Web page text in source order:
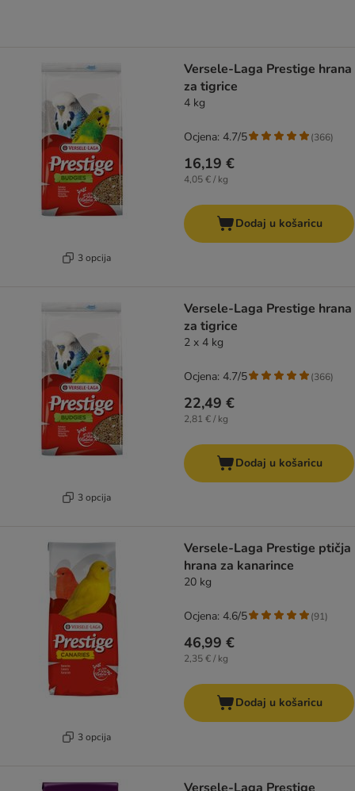
3 opcija
Versele-Laga Prestige hrana
za tigrice
4 kg
16,19 €
4,05 € / kg
Ocjena: 4.7/5 (366)
Dodaj u košaricu
3 opcija
Versele-Laga Prestige hrana
za tigrice
2 x 4 kg
22,49 €
2,81 € / kg
Ocjena: 4.7/5 (366)
Dodaj u košaricu
3 opcija
Versele-Laga Prestige ptičja
hrana za kanarince
20 kg
46,99 €
2,35 € / kg
Ocjena: 4.6/5 (91)
Dodaj u košaricu